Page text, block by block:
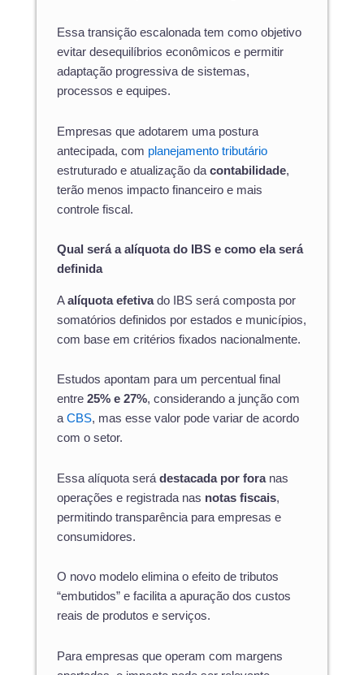
Essa transição escalonada tem como objetivo
evitar desequilíbrios econômicos e permitir
adaptação progressiva de sistemas,
processos e equipes.
Empresas que adotarem uma postura
antecipada, com planejamento tributário
estruturado e atualização da contabilidade,
terão menos impacto financeiro e mais
controle fiscal.
Qual será a alíquota do IBS e como ela será
definida
Aalíquota efetivado IBS será composta por
somatórios definidos por estados e municípios,
com base em critérios fixados nacionalmente.
Estudos apontam para um percentual final
entre 25% e 27%, considerando a junção com
a CBS, mas esse valor pode variar de acordo
com o setor.
Essa alíquota será destacada por foranas
operações e registrada nas notas fiscais,
permitindo transparência para empresas e
consumidores.
O novo modelo elimina o efeito de tributos
“embutidos” e facilita a apuração dos custos
reais de produtos e serviços.
Para empresas que operam com margens